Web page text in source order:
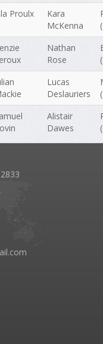
Proulx
Kara
McKenna
Nathan
Rose
Lucas
Deslauriers
Alistair
Dawes